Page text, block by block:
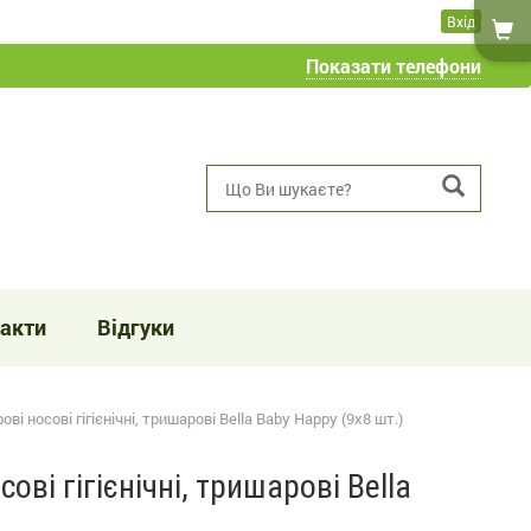
Вхід
Показати телефони
Відгуки
носові гігієнічні, тришарові Bella Baby Happy (9x8 шт.)
гігієнічні, тришарові Bella